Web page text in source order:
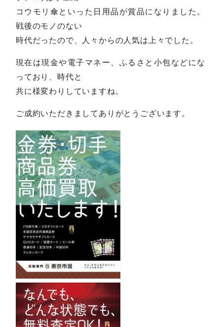
コウモリ傘といった日用品が賞品になりました。
戦後のモノのない
時代だったので、人々からの人気は上々でした。
現在は現金や電子マネー、ふるさと小包などにな
っており、時代と
共に様変わりしていますね。
ご成約いただきましてありがとうございます。